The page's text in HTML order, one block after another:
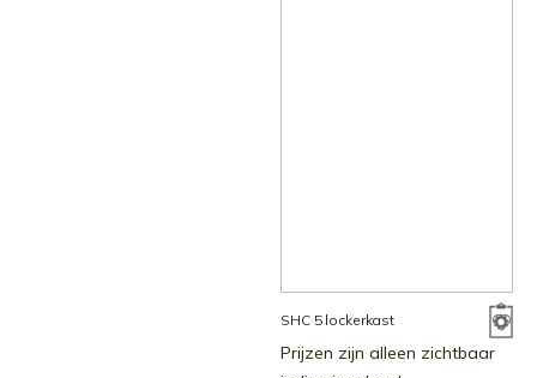
SHC 5 lockerkast
Prijzen zijn alleen zichtbaar